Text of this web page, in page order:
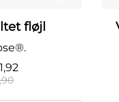
fløjl